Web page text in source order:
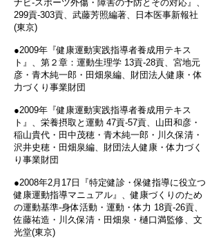
ナビ-スポーツ外傷・障害の予防とその対応』、
299貢‐303貢、武藤芳照編著、日本医事新報社
(東京)
●2009年『健康運動実践指導者養成用テキス
ト』、第２章：運動生理学 13貢‐28貢、宮地元
彦・青木純一郎・田畑泉編、財団法人健康・体
力づくり事業財団
●2009年『健康運動実践指導者養成用テキス
ト』、栄養摂取と運動 47貢‐57貢、山田和彦・
稲山貴代・田中茂穂・青木純一郎・川久保清・
沢井史穂・田畑泉編、財団法人健康・体力づく
り事業財団
●2008年2月17日『特定健診・保健指導に役立つ
健康運動指導マニュアル』、健康づくりのため
の運動基準-身体活動・運動・体力 18貢‐26貢、
佐藤祐造・川久保清・田畑泉・樋口満監修、文
光堂(東京)